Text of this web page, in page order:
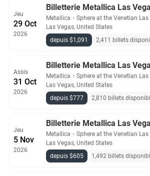
Jeu
29 Oct
2026
Billetterie Metallica Las
Metallica ・ Sphere at the Venetian Las
Las Vegas, United States
depuis $1,091
2,411 billets
Assis
31 Oct
2026
Billetterie Metallica Las
Metallica ・ Sphere at the Venetian Las
Las Vegas, United States
depuis $777
2,810 billets
Jeu
5 Nov
2026
Billetterie Metallica Las
Metallica ・ Sphere at the Venetian Las
Las Vegas, United States
depuis $605
1,492 billets